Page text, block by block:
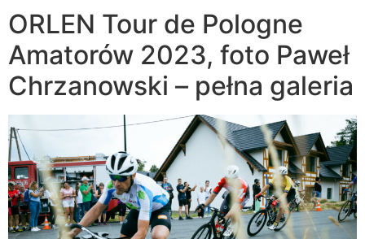
ORLEN Tour de Pologne
Amatorów 2023, foto Paweł
Chrzanowski – pełna galeria